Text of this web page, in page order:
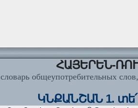
ՀԱՅԵՐԵՆ-
словарь общеупотребительных
ԿՆՔԱՆՇԱՆ 1.